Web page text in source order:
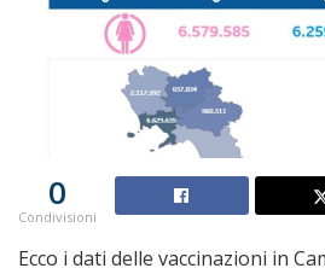
0
Condivisioni
Ecco i dati delle vaccinazioni in